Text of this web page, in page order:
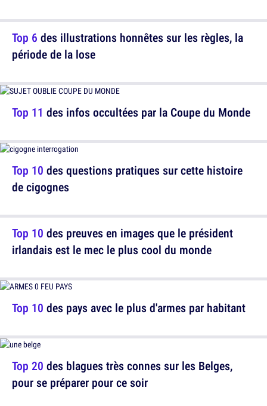
Top 11 des infos occultées par la Coupe du Monde
Top 10 des preuves en images que le président
irlandais est le mec le plus cool du monde
Top 20 des blagues très connes sur les Belges,
pour se préparer pour ce soir
Top 6 des illustrations honnêtes sur les règles, la
période de la lose
Top 10 des questions pratiques sur cette histoire
de cigognes
Top 10 des pays avec le plus d'armes par habitant